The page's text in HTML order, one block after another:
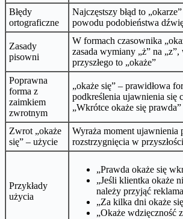
Błędy
ortograficzne
Najczęstszy błąd to
powodu podobieństwa
Zasady
pisowni
W formach czasownika
zasada wymiany „ż” na
przyszłego to „okaże”
Poprawna
forma z
zaimkiem
zwrotnym
„okaże się” – prawidłowa
podkreślenia ujawnienia się
„Wkrótce okaże się prawda”
Zwrot „okaże
się” – użycie
Wyraża moment
rozstrzygnięcia w przyszłości
Przykłady
użycia
„Prawda okaże się
„Jeśli klientka okaże
należy przyjąć
„Za kilka dni okaże
„Okaże wdzięczność